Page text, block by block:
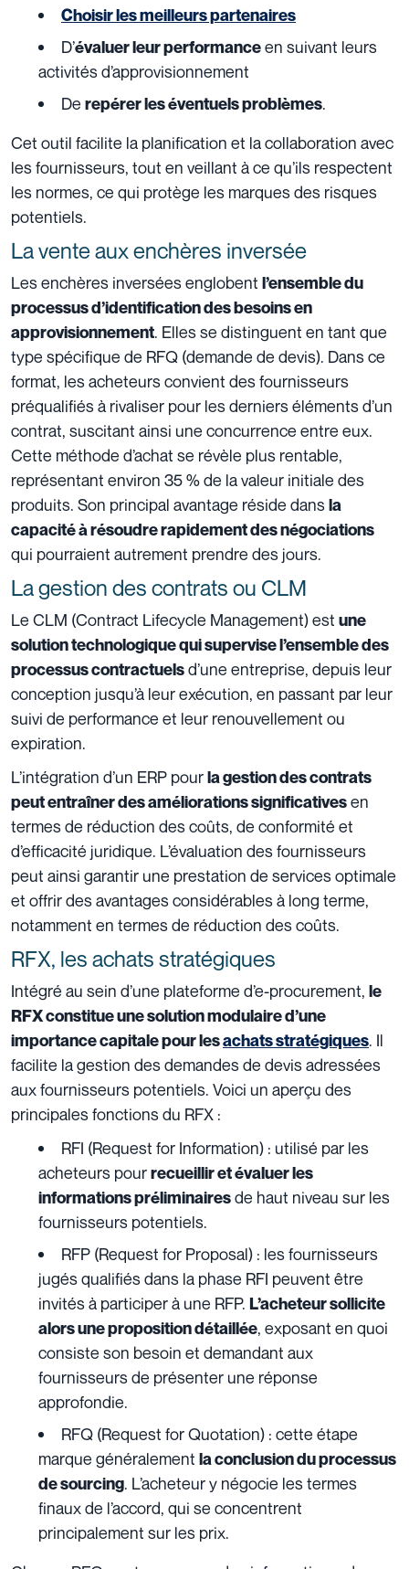
Choisir les meilleurs partenaires
D’évaluer leur performanceen suivant leurs
activités d’approvisionnement
De repérer les éventuels problèmes.
Cet outil facilite la planification et la collaboration avec
les fournisseurs, tout en veillant à ce qu’ils respectent
les normes, ce qui protège les marques des risques
potentiels.
La vente aux enchères inversée
Les enchères inversées englobent l’ensemble du
processus d’identification des besoins en
approvisionnement. Elles se distinguent en tant que
type spécifique de RFQ (demande de devis). Dans ce
format, les acheteurs convient des fournisseurs
préqualifiés à rivaliser pour les derniers éléments d’un
contrat, suscitant ainsi une concurrence entre eux.
Cette méthode d’achat se révèle plus rentable,
représentant environ 35 % de la valeur initiale des
produits. Son principal avantage réside dansla
capacité à résoudre rapidement des négociations
qui pourraient autrement prendre des jours.
La gestion des contrats ou CLM
Le CLM (Contract Lifecycle Management) est une
solution technologique qui supervise l’ensemble des
processus contractuelsd’une entreprise, depuis leur
conception jusqu’à leur exécution, en passant par leur
suivi de performance et leur renouvellement ou
expiration.
L’intégration d’un ERP pourla gestion des contrats
peut entraîner des améliorations significativesen
termes de réduction des coûts, de conformité et
d’efficacité juridique. L’évaluation des fournisseurs
peut ainsi garantir une prestation de services optimale
et offrir des avantages considérables à long terme,
notamment en termes de réduction des coûts.
RFX, les achats stratégiques
Intégré au sein d’une plateforme d’e-procurement, le
RFX constitue une solution modulaire d’une
importance capitale pour lesachats stratégiques. Il
facilite la gestion des demandes de devis adressées
aux fournisseurs potentiels. Voici un aperçu des
principales fonctions du RFX :
RFI (Request for Information) : utilisé par les
acheteurs pourrecueillir et évaluer les
informations préliminairesde haut niveau sur les
fournisseurs potentiels.
RFP (Request for Proposal) : les fournisseurs
jugés qualifiés dans la phase RFI peuvent être
invités à participer à une RFP. L’acheteur sollicite
alors une proposition détaillée, exposant en quoi
consiste son besoin et demandant aux
fournisseurs de présenter une réponse
approfondie.
RFQ (Request for Quotation) : cette étape
marque généralement la conclusion du processus
de sourcing. L’acheteur y négocie les termes
finaux de l’accord, qui se concentrent
principalement sur les prix.